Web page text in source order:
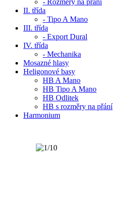
II. třída
- Tipo A Mano
III. třída
- Export Dural
IV. třída
- Mechanika
Mosazné hlasy
Heligonové basy
HB A Mano
HB Tipo A Mano
HB Odlitek
HB s rozměry na přání
Harmonium